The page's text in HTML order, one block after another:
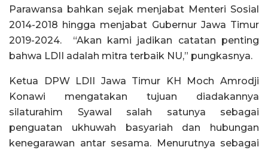
Parawansa bahkan sejak menjabat Menteri Sosial
2014-2018 hingga menjabat Gubernur Jawa Timur
2019-2024. “Akan kami jadikan catatan penting
bahwa LDII adalah mitra terbaik NU,” pungkasnya.
Ketua DPW LDII Jawa Timur KH Moch Amrodji
Konawi mengatakan tujuan diadakannya
silaturahim Syawal salah satunya sebagai
penguatan ukhuwah basyariah dan hubungan
kenegarawan antar sesama. Menurutnya sebagai